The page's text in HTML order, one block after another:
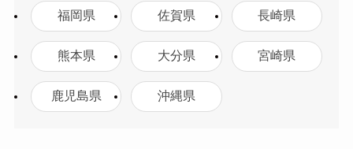
福岡県 佐賀県 長崎県
熊本県 大分県 宮崎県
鹿児島県 沖縄県